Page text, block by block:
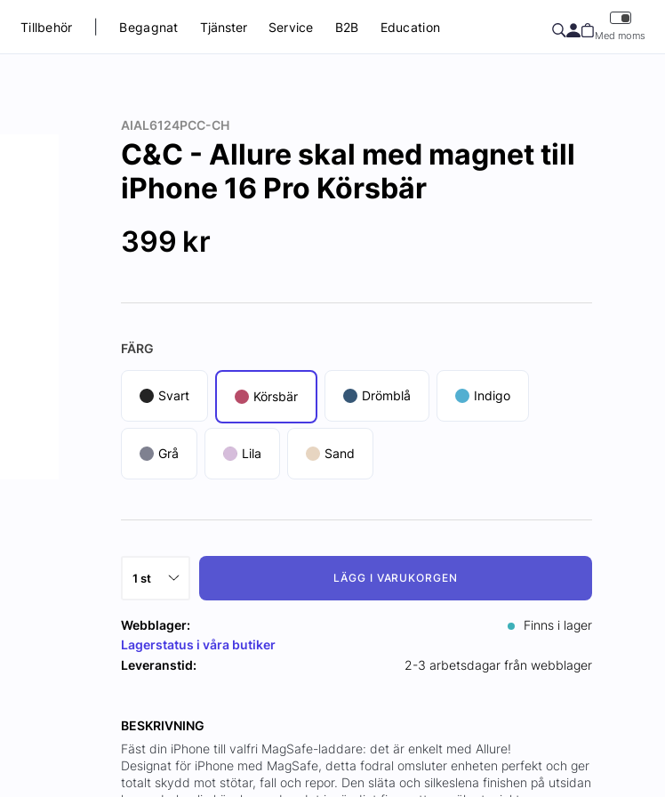
Tillbehör Begagnat Tjänster Service B2B Education
Med moms
AIAL6124PCC-CH
C&C - Allure skal med magnet till
iPhone 16 Pro Körsbär
399 kr
FÄRG
Svart Körsbär Drömblå Indigo
Grå Lila Sand
LÄGG I VARUKORGEN
Webblager:
Finns i lager
Lagerstatus i våra butiker
Leveranstid:
2-3 arbetsdagar från webblager
BESKRIVNING
Fäst din iPhone till valfri MagSafe-laddare: det är enkelt med Allure!
Designat för iPhone med MagSafe, detta fodral omsluter enheten perfekt och ger
totalt skydd mot stötar, fall och repor. Den släta och silkeslena finishen på utsidan